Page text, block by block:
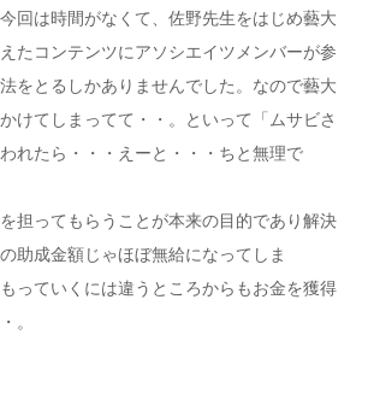
回は時間がなくて、佐野先生をはじめ藝大
たコンテンツにアソシエイツメンバーが参
をとるしかありませんでした。なので藝大
けてしまってて・・。といって「ムサビさ
れたら・・・えーと・・・ちと無理で
担ってもらうことが本来の目的であり解決
助成金額じゃほぼ無給になってしま
っていくには違うところからもお金を獲得
。